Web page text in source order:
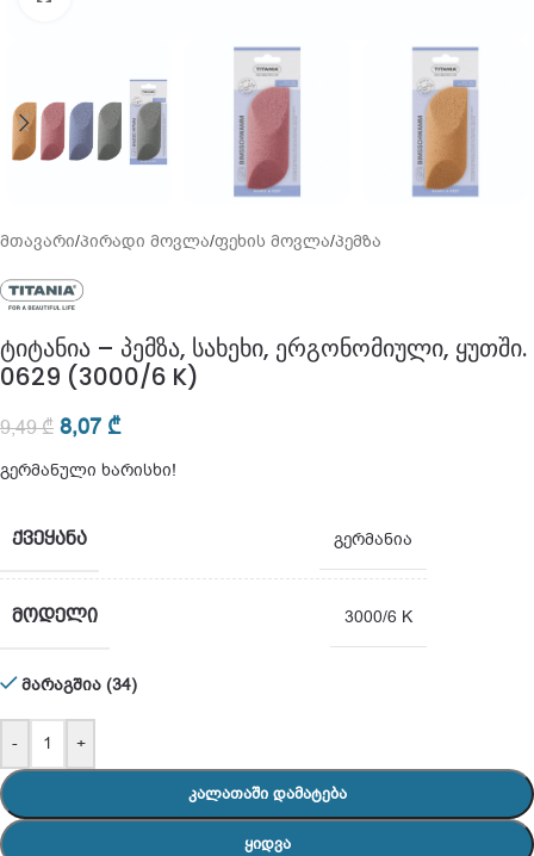
მთავარი/პირადი მოვლა/ფეხის მოვლა/პემზა
ტიტანია – პემზა, სახეხი, ერგონომიული, ყუთში.
0629 (3000/6 K)
9,49₾ 8,07 ₾
გერმანული ხარისხი!
ᲥᲕᲔᲧᲐᲜᲐ გერმანია
ᲛᲝᲓᲔᲚᲘ 3000/6 K
მარაგშია (34)
- +
ᲙᲐᲚᲐᲗᲐᲨᲘ ᲓᲐᲛᲐᲢᲔᲑᲐ
ᲧᲘᲓᲕᲐ